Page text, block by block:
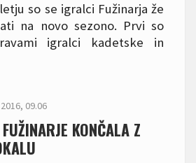
so se igralci Fužinarja že
na novo sezono. Prvi so
igralci kadetske in
ki bodo letos nastopali
Prvi trening so opravili v
ko se bodo priključili še
09.06
KONČALA Z